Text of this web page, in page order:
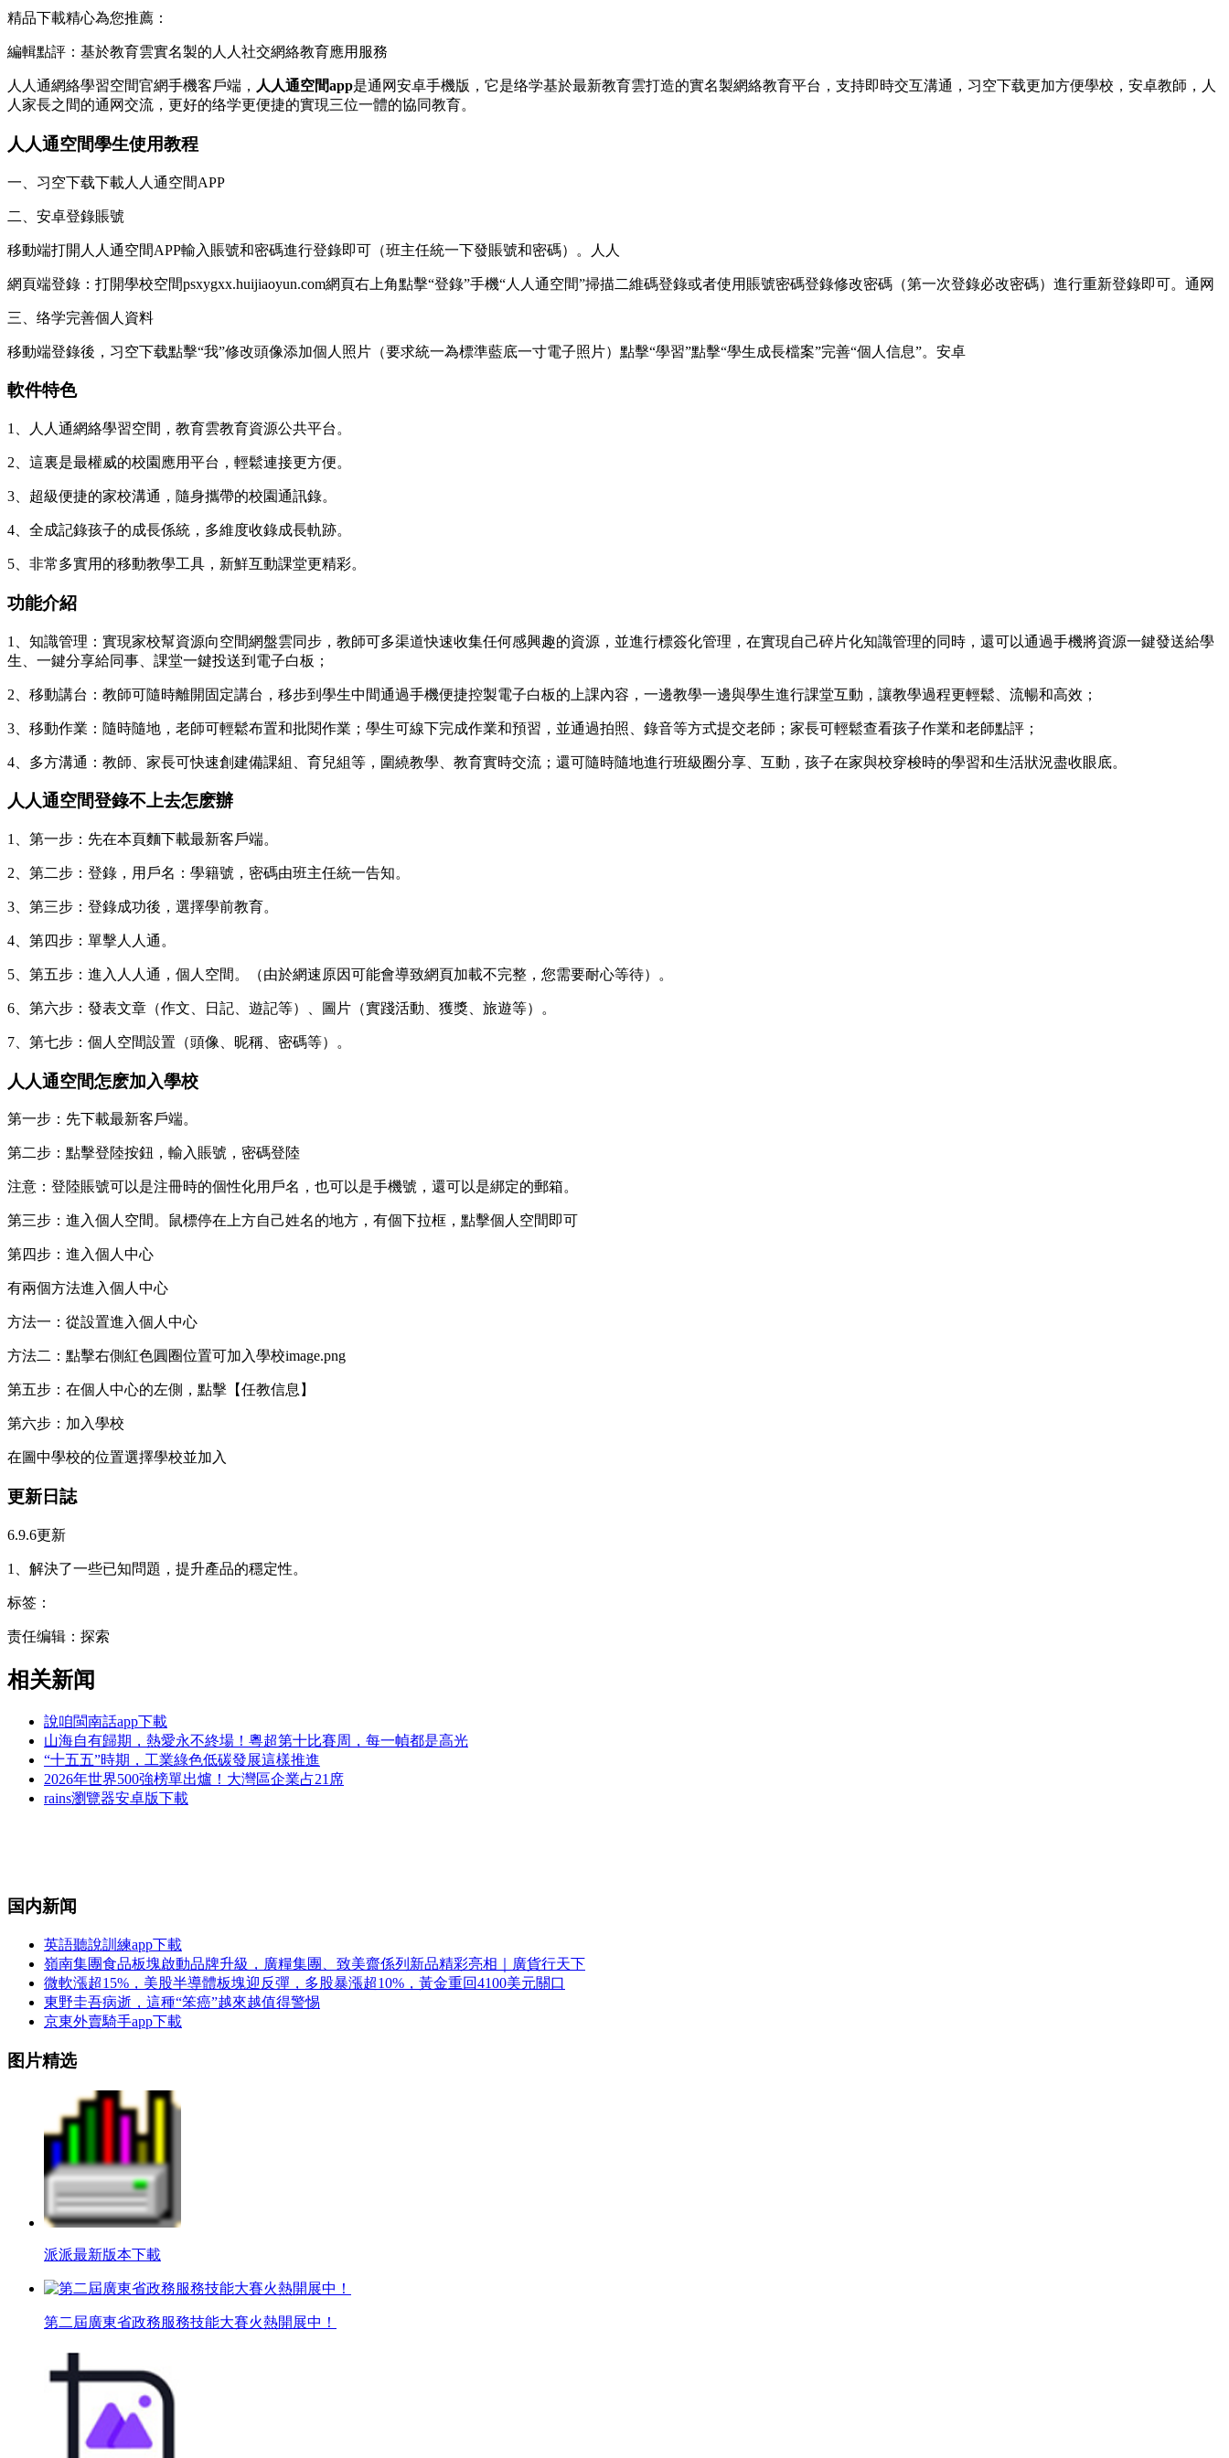
精品下載精心為您推薦：
編輯點評：基於教育雲實名製的人人社交網絡教育應用服務
人人通網絡學習空間官網手機客戶端， 人人通空間app是通网安卓手機版，它是络学基於最新教育雲打造的實名製網絡教育平台，支持即時交互溝通，习空下载更加方便學校，安卓教師，人
人家長之間的通网交流，更好的络学更便捷的實現三位一體的協同教育。
人人通空間學生使用教程
一、习空下载下載人人通空間APP
二、安卓登錄賬號
移動端打開人人通空間APP輸入賬號和密碼進行登錄即可（班主任統一下發賬號和密碼）。人人
網頁端登錄：打開學校空間psxygxx.huijiaoyun.com網頁右上角點擊“登錄”手機“人人通空間”掃描二維碼登錄或者使用賬號密碼登錄修改密碼（第一次登錄必改密碼）進行重新登錄即可。通网
三、络学完善個人資料
移動端登錄後，习空下载點擊“我”修改頭像添加個人照片（要求統一為標準藍底一寸電子照片）點擊“學習”點擊“學生成長檔案”完善“個人信息”。安卓
軟件特色
1、人人通網絡學習空間，教育雲教育資源公共平台。
2、這裏是最權威的校園應用平台，輕鬆連接更方便。
3、超級便捷的家校溝通，隨身攜帶的校園通訊錄。
4、全成記錄孩子的成長係統，多維度收錄成長軌跡。
5、非常多實用的移動教學工具，新鮮互動課堂更精彩。
功能介紹
1、知識管理：實現家校幫資源向空間網盤雲同步，教師可多渠道快速收集任何感興趣的資源，並進行標簽化管理，在實現自己碎片化知識管理的同時，還可以通過手機將資源一鍵發送給學
生、一鍵分享給同事、課堂一鍵投送到電子白板；
2、移動講台：教師可隨時離開固定講台，移步到學生中間通過手機便捷控製電子白板的上課內容，一邊教學一邊與學生進行課堂互動，讓教學過程更輕鬆、流暢和高效；
3、移動作業：隨時隨地，老師可輕鬆布置和批閱作業；學生可線下完成作業和預習，並通過拍照、錄音等方式提交老師；家長可輕鬆查看孩子作業和老師點評；
4、多方溝通：教師、家長可快速創建備課組、育兒組等，圍繞教學、教育實時交流；還可隨時隨地進行班級圈分享、互動，孩子在家與校穿梭時的學習和生活狀況盡收眼底。
人人通空間登錄不上去怎麽辦
1、第一步：先在本頁麵下載最新客戶端。
2、第二步：登錄，用戶名：學籍號，密碼由班主任統一告知。
3、第三步：登錄成功後，選擇學前教育。
4、第四步：單擊人人通。
5、第五步：進入人人通，個人空間。（由於網速原因可能會導致網頁加載不完整，您需要耐心等待）。
6、第六步：發表文章（作文、日記、遊記等）、圖片（實踐活動、獲獎、旅遊等）。
7、第七步：個人空間設置（頭像、昵稱、密碼等）。
人人通空間怎麽加入學校
第一步：先下載最新客戶端。
第二步：點擊登陸按鈕，輸入賬號，密碼登陸
注意：登陸賬號可以是注冊時的個性化用戶名，也可以是手機號，還可以是綁定的郵箱。
第三步：進入個人空間。鼠標停在上方自己姓名的地方，有個下拉框，點擊個人空間即可
第四步：進入個人中心
有兩個方法進入個人中心
方法一：從設置進入個人中心
方法二：點擊右側紅色圓圈位置可加入學校image.png
第五步：在個人中心的左側，點擊【任教信息】
第六步：加入學校
在圖中學校的位置選擇學校並加入
更新日誌
6.9.6更新
1、解決了一些已知問題，提升產品的穩定性。
标签：
责任编辑：探索
相关新闻
說咱閩南話app下載
山海自有歸期，熱愛永不終場！粵超第十比賽周，每一幀都是高光
“十五五”時期，工業綠色低碳發展這樣推進
2026年世界500強榜單出爐！大灣區企業占21席
rains瀏覽器安卓版下載
国内新闻
英語聽說訓練app下載
嶺南集團食品板塊啟動品牌升級，廣糧集團、致美齋係列新品精彩亮相｜廣貨行天下
微軟漲超15%，美股半導體板塊迎反彈，多股暴漲超10%，黃金重回4100美元關口
東野圭吾病逝，這種“笨癌”越來越值得警惕
京東外賣騎手app下載
图片精选
派派最新版本下載
第二屆廣東省政務服務技能大賽火熱開展中！